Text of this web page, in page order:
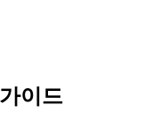
이드